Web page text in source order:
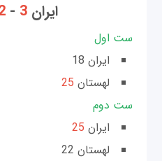
ایران 3
-
ست اول
ایران 18
لهستان 25
ست دوم
ایران 25
لهستان 22